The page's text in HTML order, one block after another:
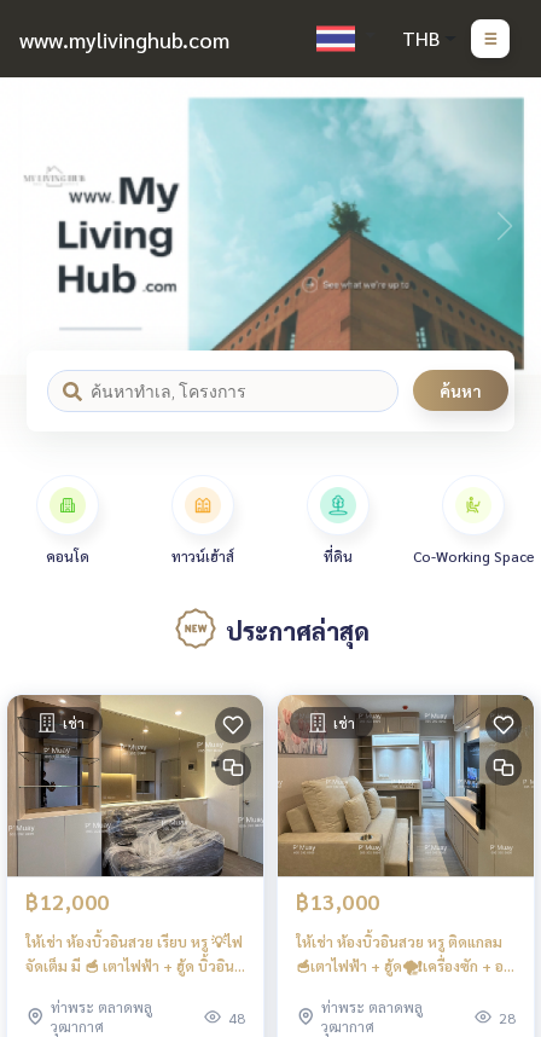
www.mylivinghub.com THB
ค้นหา
คอนโด ทาวน์เฮ้าส์ ที่ดิน Co-Working Space
ประกาศล่าสุด
เช่า
฿12,000
ให้เช่า ห้องบิ้วอินสวย เรียบ หรู 💡ไฟ
จัดเต็ม มี 🥣 เตาไฟฟ้า + ฮู้ด บิ้วอิน
12,000ท่าพระ ตลาดพลู
วุฒากาศ
48
เช่า
฿13,000
ให้เช่า ห้องบิ้วอินสวย หรู ติดแกลม
🥣เตาไฟฟ้า + ฮู้ด🌪️❗️เครื่องซัก + อบ
#รีเจ้นท์โฮมวุฒากาศ
ท่าพระ ตลาดพลู
วุฒากาศ
28